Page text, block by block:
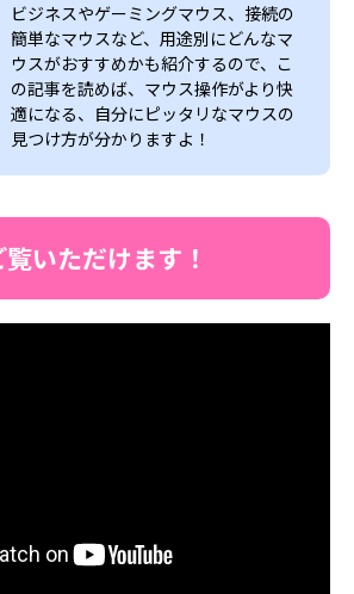
ビジネスやゲーミングマウス、接続の
簡単なマウスなど、用途別にどんなマ
ウスがおすすめかも紹介するので、こ
の記事を読めば、マウス操作がより快
適になる、自分にピッタリなマウスの
見つけ方が分かりますよ！
いただけます！